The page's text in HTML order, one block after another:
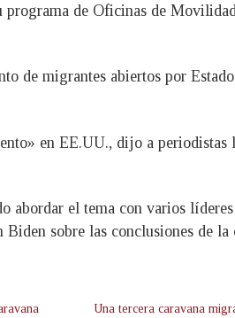
programa de Oficinas de
de migrantes abiertos por
en EE.UU., dijo a periodistas
abordar el tema con varios
sobre las conclusiones de
Una tercera caravana